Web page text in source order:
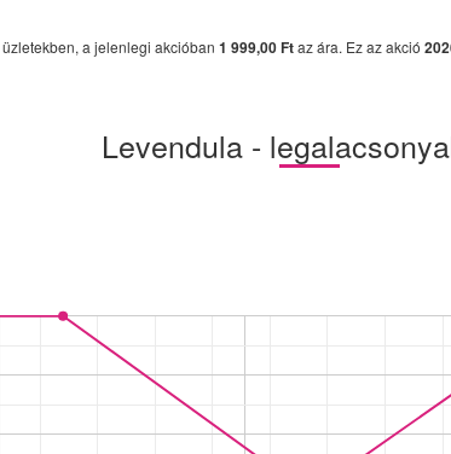
üzletekben, a jelenlegi akcióban 1 999,00 Ftaz ára. Ez az akció
Levendula -